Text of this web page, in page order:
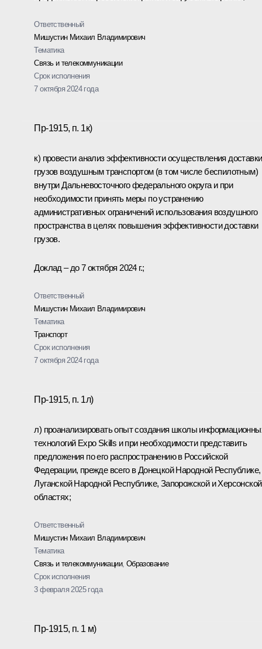
Ответственный
Мишустин Михаил Владимирович
Тематика
Связь и телекоммуникации
Срок исполнения
7 октября 2024 года
Пр-1915, п. 1к)
к) провести анализ эффективности осуществления доставки
грузов воздушным транспортом (в том числе беспилотным)
внутри Дальневосточного федерального округа и при
необходимости принять меры по устранению
административных ограничений использования воздушного
пространства в целях повышения эффективности доставки
грузов.
Доклад – до 7 октября 2024 г.;
Ответственный
Мишустин Михаил Владимирович
Тематика
Транспорт
Срок исполнения
7 октября 2024 года
Пр-1915, п. 1л)
л) проанализировать опыт создания школы
технологий Expo Skills и при необходимости представить
предложения по его распространению в Российской
Федерации, прежде всего в Донецкой Народной Республике,
Луганской Народной Республике, Запорожской и Херсонской
областях;
Ответственный
Мишустин Михаил Владимирович
Тематика
Связь и телекоммуникации, Образование
Срок исполнения
3 февраля 2025 года
Пр-1915, п. 1 м)